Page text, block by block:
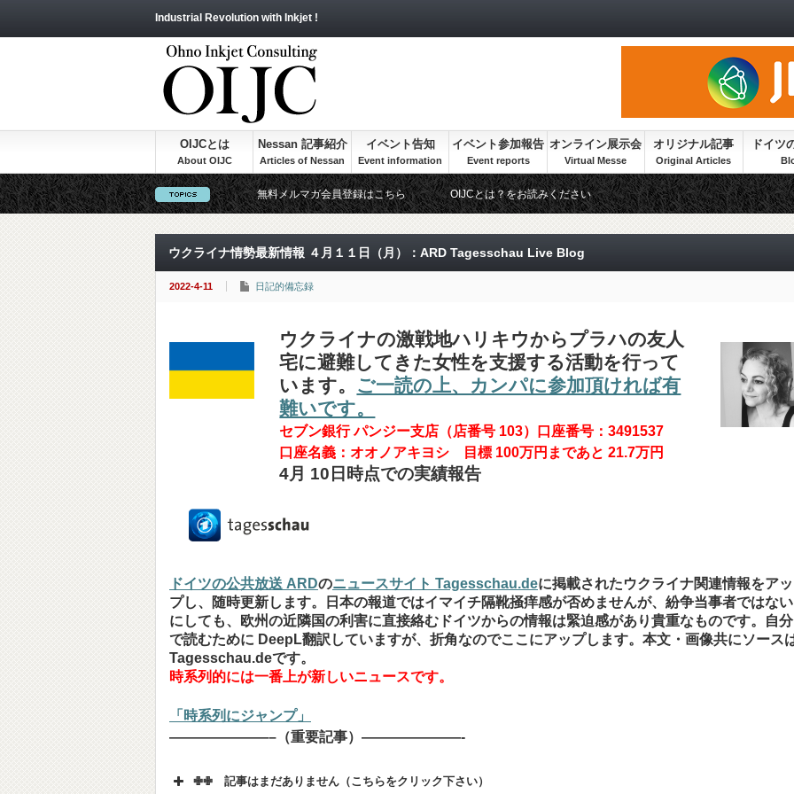
Industrial Revolution with Inkjet !
OIJCとは Nessan 記事紹介 イベント告知 イベント参加報告 オンライン展示会 オリジナル記事 ドイツ
無料メルマガ会員登録はこちら OIJCとは？をお読みください
ウクライナ情勢最新情報 ４月１１日（月）：ARD Tagesschau Live Blog
2022-4-11 日記的備忘録
ウクライナの激戦地ハリキウからプラハの友人
宅に避難してきた女性を支援する活動を行って
います。 ご一読の上、カンパに参加頂ければ有
難いです。
セブン銀行 パンジー支店（店番号 103）口座番号：3491537
口座名義：オオノアキヨシ 目標 100万円まであと 21.7万円
4月 10日時点での実績報告
ドイツの公共放送 ARDのニュースサイト Tagesschau.deに掲載されたウクライナ関連情報をアッ
プし、随時更新します。日本の報道ではイマイチ隔靴掻痒感が否めませんが、紛争当事者ではない
にしても、欧州の近隣国の利害に直接絡むドイツからの情報は緊迫感があり貴重なものです。自分
で読むために DeepL翻訳していますが、折角なのでここにアップします。本文・画像共にソース
Tagesschau.deです。
時系列的には一番上が新しいニュースです。
「時系列にジャンプ」
———————–（重要記事）———————-
✙✙ 記事はまだありません（こちらをクリック下さい）